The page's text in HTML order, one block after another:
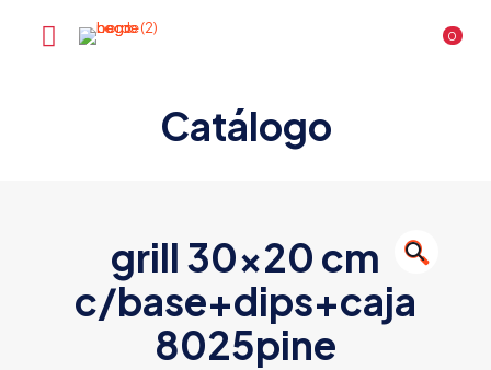
0
Catálogo
🔍
grill 30×20 cm
c/base+dips+caja
8025pine